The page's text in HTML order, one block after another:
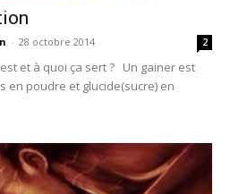
- 28 octobre 2014 2
et à quoi ça sert ? Un gainer est
en poudre et glucide(sucre) en